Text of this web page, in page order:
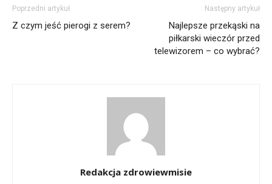
Poprzedni artykuł
Z czym jeść pierogi z serem?
Następny artykuł
Najlepsze przekąski na
piłkarski wieczór przed
telewizorem – co wybrać?
Redakcja zdrowiewmisie